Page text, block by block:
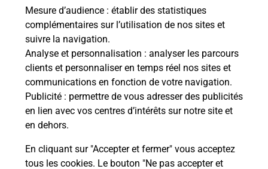
Mesure d’audience : établir des statistiques
complémentaires sur l’utilisation de nos sites et
suivre la navigation.
Analyse et personnalisation : analyser les parcours
clients et personnaliser en temps réel nos sites et
communications en fonction de votre navigation.
Publicité : permettre de vous adresser des publicités
en lien avec vos centres d’intérêts sur notre site et
en dehors.
En cliquant sur "Accepter et fermer" vous acceptez
tous les cookies. Le bouton "Ne pas accepter et
La Poste
en ligne
Ouvert 24h/24
En savoir plus